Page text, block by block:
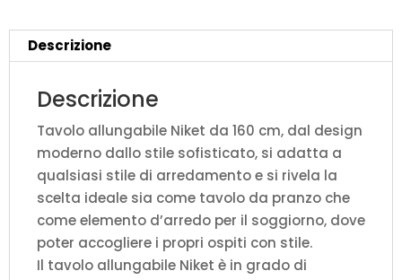
Descrizione
Descrizione
Tavolo allungabile Niket da 160 cm, dal design
moderno dallo stile sofisticato, si adatta a
qualsiasi stile di arredamento e si rivela la
scelta ideale sia come tavolo da pranzo che
come elemento d’arredo per il soggiorno, dove
poter accogliere i propri ospiti con stile.
Il tavolo allungabile Niket è in grado di